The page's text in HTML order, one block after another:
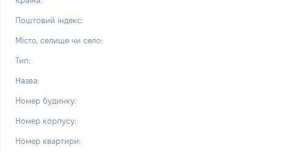
Поштовий індекс:
Місто, селище чи село:
Тип:
Назва:
Номер будинку:
Номер корпусу:
Номер квартири: